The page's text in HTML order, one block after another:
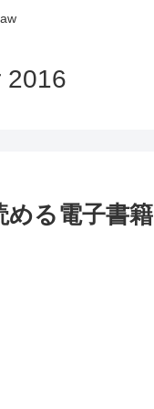
2016
める電子書籍